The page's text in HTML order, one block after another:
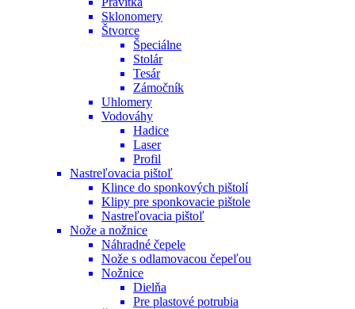
Sklonomery
Štvorce
Špeciálne
Stolár
Tesár
Zámočník
Uhlomery
Vodováhy
Hadice
Laser
Profil
Nastreľovacia pištoľ
Klince do sponkových pištolí
Klipy pre sponkovacie pištole
Nastreľovacia pištoľ
Nože a nožnice
Náhradné čepele
Nože s odlamovacou čepeľou
Nožnice
Dielňa
Pre plastové potrubia